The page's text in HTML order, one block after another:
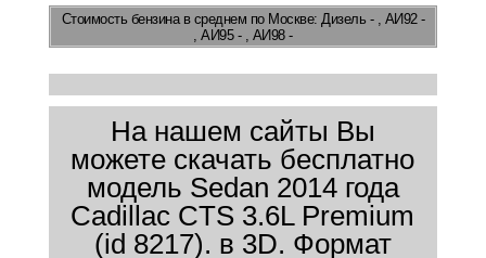
Стоимость бензинав среднем по Москве: Дизель - , АИ92 -
, АИ95 - , АИ98 -
На нашем сайты Вы
можете скачать бесплатно
модель Sedan 2014 года
Cadillac CTS 3.6L Premium
(id 8217). в 3D. Формат